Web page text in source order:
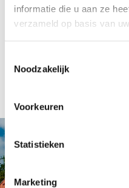
informatie die u aan ze
verzameld op basis van
Noodzakelijk
Voorkeuren
Statistieken
Marketing
Terug